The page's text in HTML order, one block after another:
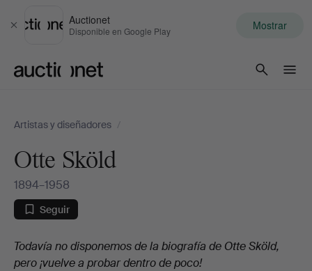
Cerrar
Auctionet
Disponible en Google Play Mostrar
Artistas y diseñadores /
Otte Sköld
1894–1958
Seguir
Biografia
Todavía no disponemos de la biografía de Otte Sköld,
pero ¡vuelve a probar dentro de poco!